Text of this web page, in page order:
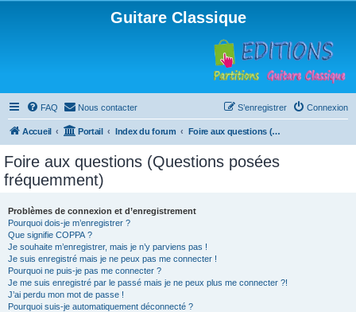
Guitare Classique
FAQ Nous contacter Connexion
S’enregistrer
Accueil Portail Index du forum Foire aux questions (Questions posées fréquemment)
Foire aux questions (Questions posées
fréquemment)
Problèmes de connexion et d’enregistrement
Pourquoi dois-je m’enregistrer ?
Que signifie COPPA ?
Je souhaite m’enregistrer, mais je n’y parviens pas !
Je suis enregistré mais je ne peux pas me connecter !
Pourquoi ne puis-je pas me connecter ?
Je me suis enregistré par le passé mais je ne peux plus me connecter ?!
J’ai perdu mon mot de passe !
Pourquoi suis-je automatiquement déconnecté ?